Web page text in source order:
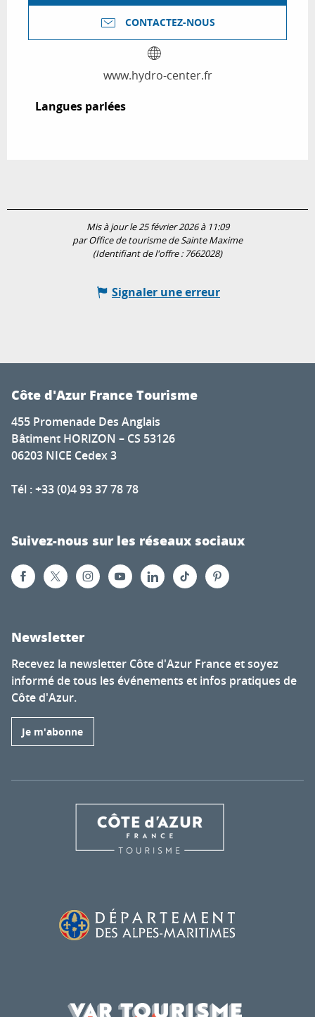
CONTACTEZ-NOUS
www.hydro-center.fr
Langues parlées
Langues parlées
Mis à jour le 25 février 2026 à 11:09
par Office de tourisme de Sainte Maxime
(Identifiant de l'offre : 7662028)
Signaler une erreur
Côte d'Azur France Tourisme
455 Promenade Des Anglais
Bâtiment HORIZON – CS 53126
06203 NICE Cedex 3
Tél : +33 (0)4 93 37 78 78
Suivez-nous sur les réseaux sociaux
Newsletter
Recevez la newsletter Côte d'Azur France et soyez
informé de tous les événements et infos pratiques de
Côte d'Azur.
Je m'abonne